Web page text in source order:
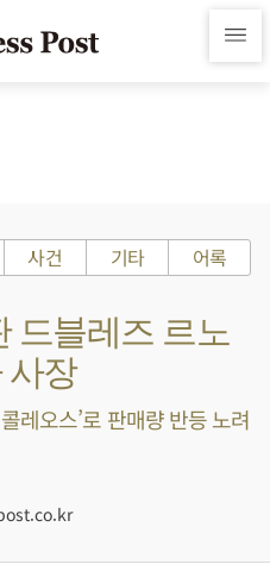
사건 기타 어록
드블레즈 르노
사장
레오스’로 판매량 반등 노려